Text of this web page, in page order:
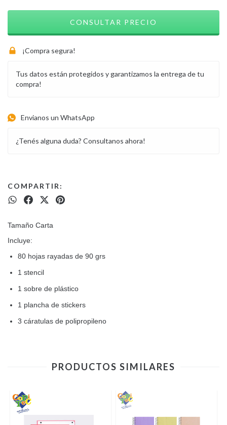
¡Compra segura!
Tus datos están protegidos y garantizamos la entrega de tu
compra!
Envianos un WhatsApp
¿Tenés alguna duda? Consultanos ahora!
COMPARTIR:
Tamaño Carta
Incluye:
80 hojas rayadas de 90 grs
1 stencil
1 sobre de plástico
1 plancha de stickers
3 cáratulas de polipropileno
PRODUCTOS SIMILARES